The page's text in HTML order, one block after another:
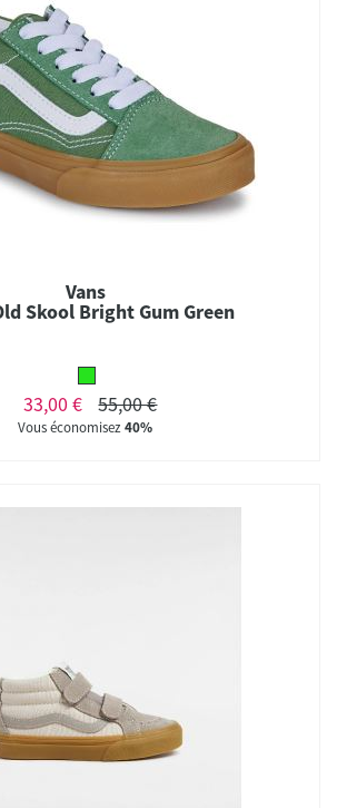
Vans
Skool Bright Gum Green
33,00 € 55,00 €
Vous économisez40%